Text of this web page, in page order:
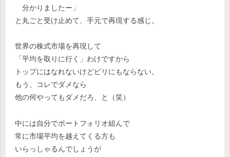
分かりましたー」
と丸ごと受け止めて、手元で再現する感じ。
世界の株式市場を再現して
「平均を取りに行く」わけですから
トップにはなれないけどビリにもならない。
もう、コレでダメなら
他の何やってもダメだろ、と（笑）
中には自分でポートフォリオ組んで
常に市場平均を越えてくる方も
いらっしゃるんでしょうが